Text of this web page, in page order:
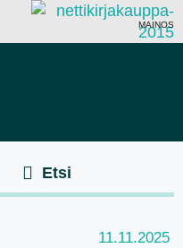
MAINOS
11.11.2025